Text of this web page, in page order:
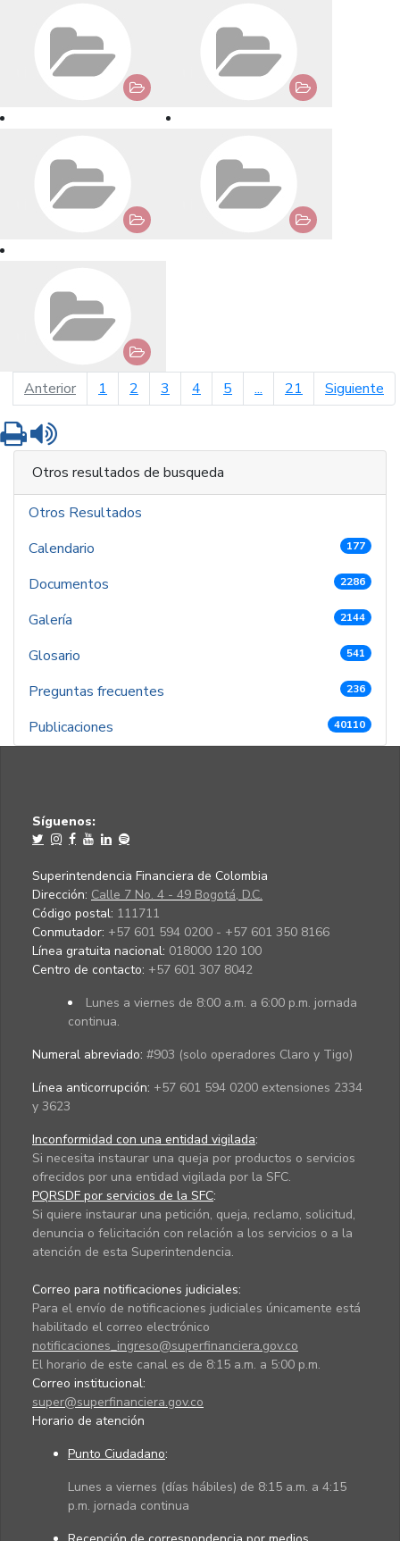
Anteriorpágina anterior
1 2 3 4 5 ... 21 Siguiente
Imprimir
Otros resultados de busqueda
Otros Resultados
Calendario
177
Documentos 2286
Galería 2144
Glosario 541
Preguntas frecuentes 236
Publicaciones 40110
Síguenos:
Superintendencia Financiera de Colombia
Dirección: Calle 7 No. 4 - 49 Bogotá, D.C.
Código postal: 111711
Conmutador: +57 601 594 0200 - +57 601 350 8166
Línea gratuita nacional: 018000 120 100
Centro de contacto: +57 601 307 8042
Lunes a viernes de 8:00 a.m. a 6:00 p.m. jornada
continua.
Numeral abreviado: #903 (solo operadores Claro y Tigo)
Línea anticorrupción: +57 601 594 0200 extensiones 2334
y 3623
Inconformidad con una entidad vigilada:
Si necesita instaurar una queja por productos o servicios
ofrecidos por una entidad vigilada por la SFC.
PQRSDF por servicios de la SFC:
Si quiere instaurar una petición, queja, reclamo, solicitud,
denuncia o felicitación con relación a los servicios o a la
atención de esta Superintendencia.
Correo para notificaciones judiciales:
Para el envío de notificaciones judiciales únicamente está
habilitado el correo electrónico
notificaciones_ingreso@superfinanciera.gov.co
El horario de este canal es de 8:15 a.m. a 5:00 p.m.
Correo institucional:
super@superfinanciera.gov.co
Horario de atención
Punto Ciudadano:
Lunes a viernes (días hábiles) de 8:15 a.m. a 4:15
p.m. jornada continua